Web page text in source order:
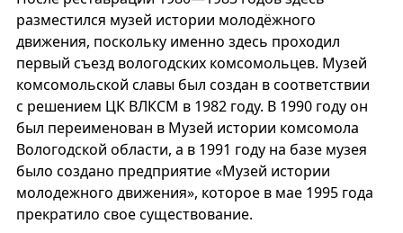
разместился музей истории молодёжного
движения, поскольку именно здесь проходил
первый съезд вологодских комсомольцев. Музей
комсомольской славы был создан в соответствии
с решением ЦК ВЛКСМ в 1982 году. В 1990 году он
был переименован в Музей истории комсомола
Вологодской области, а в 1991 году на базе музея
было создано предприятие «Музей истории
молодежного движения», которое в мае 1995 года
прекратило свое существование.